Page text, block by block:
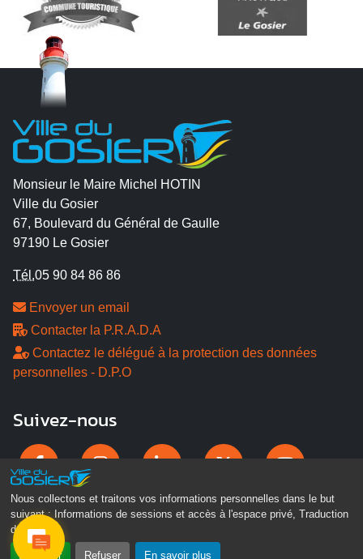
Nous collectons et traitons vos informations personnelles dans le but
suivant :
Informations de sessions et accès à l'espace privé, Traduction
des pages .
Accepter Refuser En savoir plus
Monsieur le Maire Michel HOTIN
Ville du Gosier
67, Boulevard du Général de Gaulle
97190 Le Gosier
Tél.05 90 84 86 86
Envoyer un email
Contacter la P.R.A.D.A
Contactez le délégué à la protection des données
personnelles - D.P.O
Suivez-nous